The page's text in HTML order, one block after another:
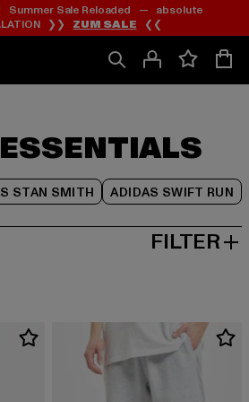
Zum
Inhalt
springen
Zum
Fußzeile
springen
Sale Reloaded — absolute
❯❯ ZUM SALE ❮❮
STAN SMITH ADIDAS SWIFT RUN
Zum
Produktraster
springen
FILTER